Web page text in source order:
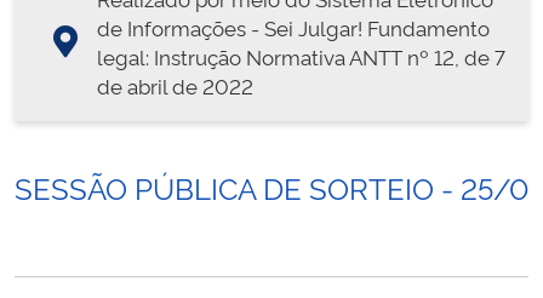
de Informações - Sei Julgar! Fundamento
legal: Instrução Normativa ANTT nº 12, de 7
de abril de 2022
SESSÃO PÚBLICA DE SORTEIO - 25/